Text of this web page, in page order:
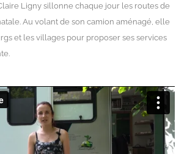
Ligny sillonne chaque jour les routes de
Au volant de son camion aménagé, elle
et les villages pour proposer ses services